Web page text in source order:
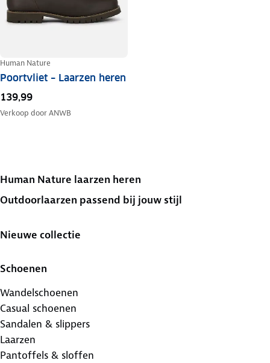
Human Nature
Poortvliet – Laarzen heren
139,99
Verkoop doorANWB
Human Nature laarzen heren
Outdoorlaarzen passend bij jouw stijl
Nieuwe collectie
Schoenen
Wandelschoenen
Casual schoenen
Sandalen & slippers
Laarzen
Pantoffels & sloffen